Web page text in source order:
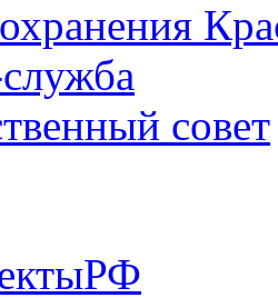
совет